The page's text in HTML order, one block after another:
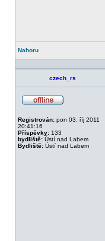
Nahoru
czech_rs
Registrován: pon 03. říj 2011
20:41:16
Příspěvky: 133
bydliště: Ústí nad Labem
Bydliště: Ústí nad Labem